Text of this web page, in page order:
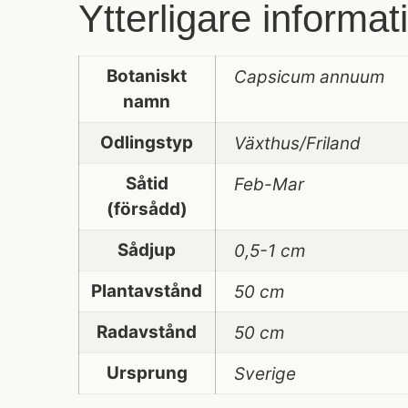
Ytterligare
Botaniskt
namn
Capsicum annuum
Odlingstyp
Växthus/Friland
Såtid
(försådd)
Feb-Mar
Sådjup
0,5-1 cm
Plantavstånd
50 cm
Radavstånd
50 cm
Ursprung
Sverige